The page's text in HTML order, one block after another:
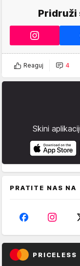
Pridruži
Reaguj 4
Skini
PRATITE NAS NA
PRICELESS